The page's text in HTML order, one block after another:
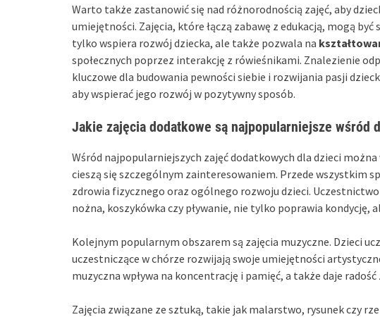
Warto także zastanowić się nad różnorodnością zajęć, aby
umiejętności. Zajęcia, które łączą zabawę z edukacją, mogą
tylko wspiera rozwój dziecka, ale także pozwala na
społecznych poprzez interakcję z rówieśnikami. Znalezienie
kluczowe dla budowania pewności siebie i rozwijania pasji
aby wspierać jego rozwój w pozytywny sposób.
Jakie zajęcia dodatkowe są najpopularniejsze wśród
Wśród najpopularniejszych zajęć dodatkowych dla dzieci
cieszą się szczególnym zainteresowaniem. Przede wszystkim
zdrowia fizycznego oraz ogólnego rozwoju dzieci.
nożna, koszykówka czy pływanie, nie tylko poprawia kondycję,
Kolejnym popularnym obszarem są zajęcia muzyczne. Dzieci
uczestniczące w chórze rozwijają swoje umiejętności
muzyczna wpływa na koncentrację i pamięć, a także daje
Zajęcia związane ze sztuką, takie jak malarstwo, rysunek czy